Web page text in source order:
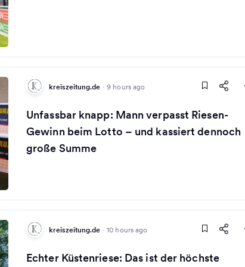
kreiszeitung.de · 9 hours ago
Unfassbar knapp: Mann verpasst Riesen-
Gewinn beim Lotto – und kassiert dennoch
große Summe
kreiszeitung.de · 10 hours ago
Echter Küstenriese: Das ist der höchste